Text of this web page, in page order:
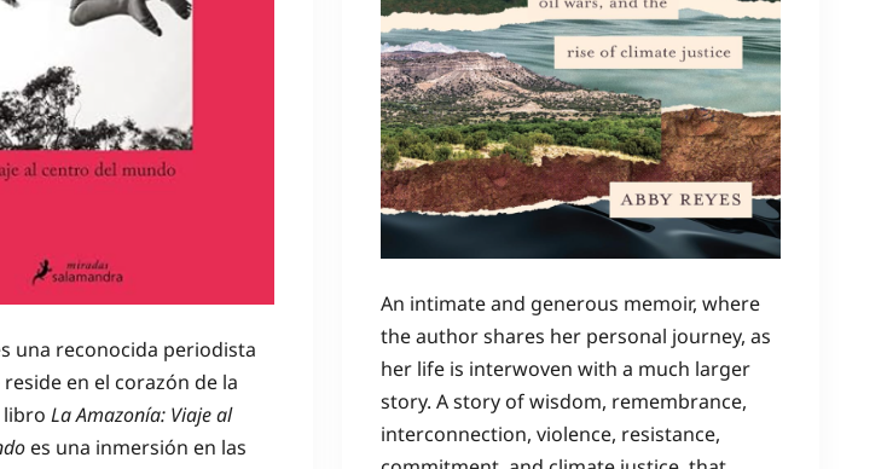
una reconocida periodista
en el corazón de la
libro La Amazonía: Viaje al
es una inmersión en las
An intimate and generous memoir, where
the author shares her personal journey, as
her life is interwoven with a much larger
story. A story of wisdom, remembrance,
interconnection, violence, resistance,